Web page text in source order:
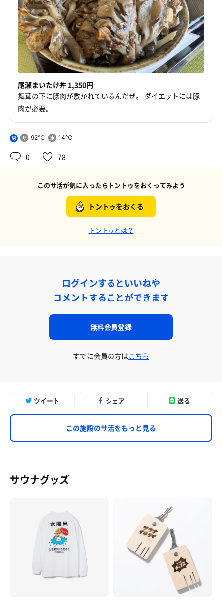
尾瀬まいたけ丼 1,350円
舞茸の下に豚肉が敷かれているんだぜ。 ダイエットには豚
肉が必要。
男 92℃ 14℃
0 78
このサ活が気に入ったらトントゥをおくってみよう
トントゥをおくる
トントゥとは？
ログインするといいねや
コメントすることができます
無料会員登録
すでに会員の方はこちら
ツイート シェア 送る
この施設のサ活をもっと見る
サウナグッズ